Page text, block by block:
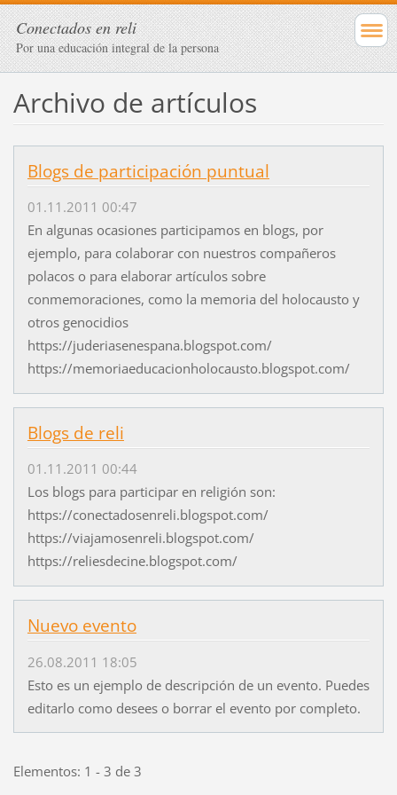
Conectados en reli
Por una educación integral de la persona
Archivo de artículos
Blogs de participación puntual
01.11.2011 00:47
En algunas ocasiones participamos en blogs, por
ejemplo, para colaborar con nuestros compañeros
polacos o para elaborar artículos sobre
conmemoraciones, como la memoria del holocausto y
otros genocidios
https://juderiasenespana.blogspot.com/
https://memoriaeducacionholocausto.blogspot.com/
Blogs de reli
01.11.2011 00:44
Los blogs para participar en religión son:
https://conectadosenreli.blogspot.com/
https://viajamosenreli.blogspot.com/
https://reliesdecine.blogspot.com/
Nuevo evento
26.08.2011 18:05
Esto es un ejemplo de descripción de un evento. Puedes
editarlo como desees o borrar el evento por completo.
Elementos: 1 - 3 de 3